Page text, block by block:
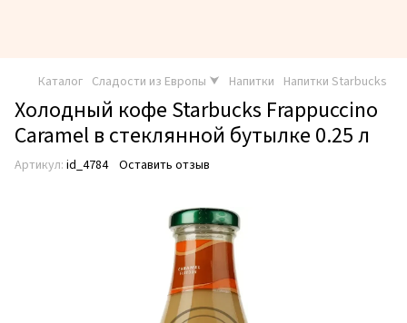
Каталог Сладости из Европы ⮟ Напитки Напитки Starbucks
Холодный кофе Starbucks Frappuccino
Caramel в стеклянной бутылке 0.25 л
Артикул: id_4784 Оставить отзыв